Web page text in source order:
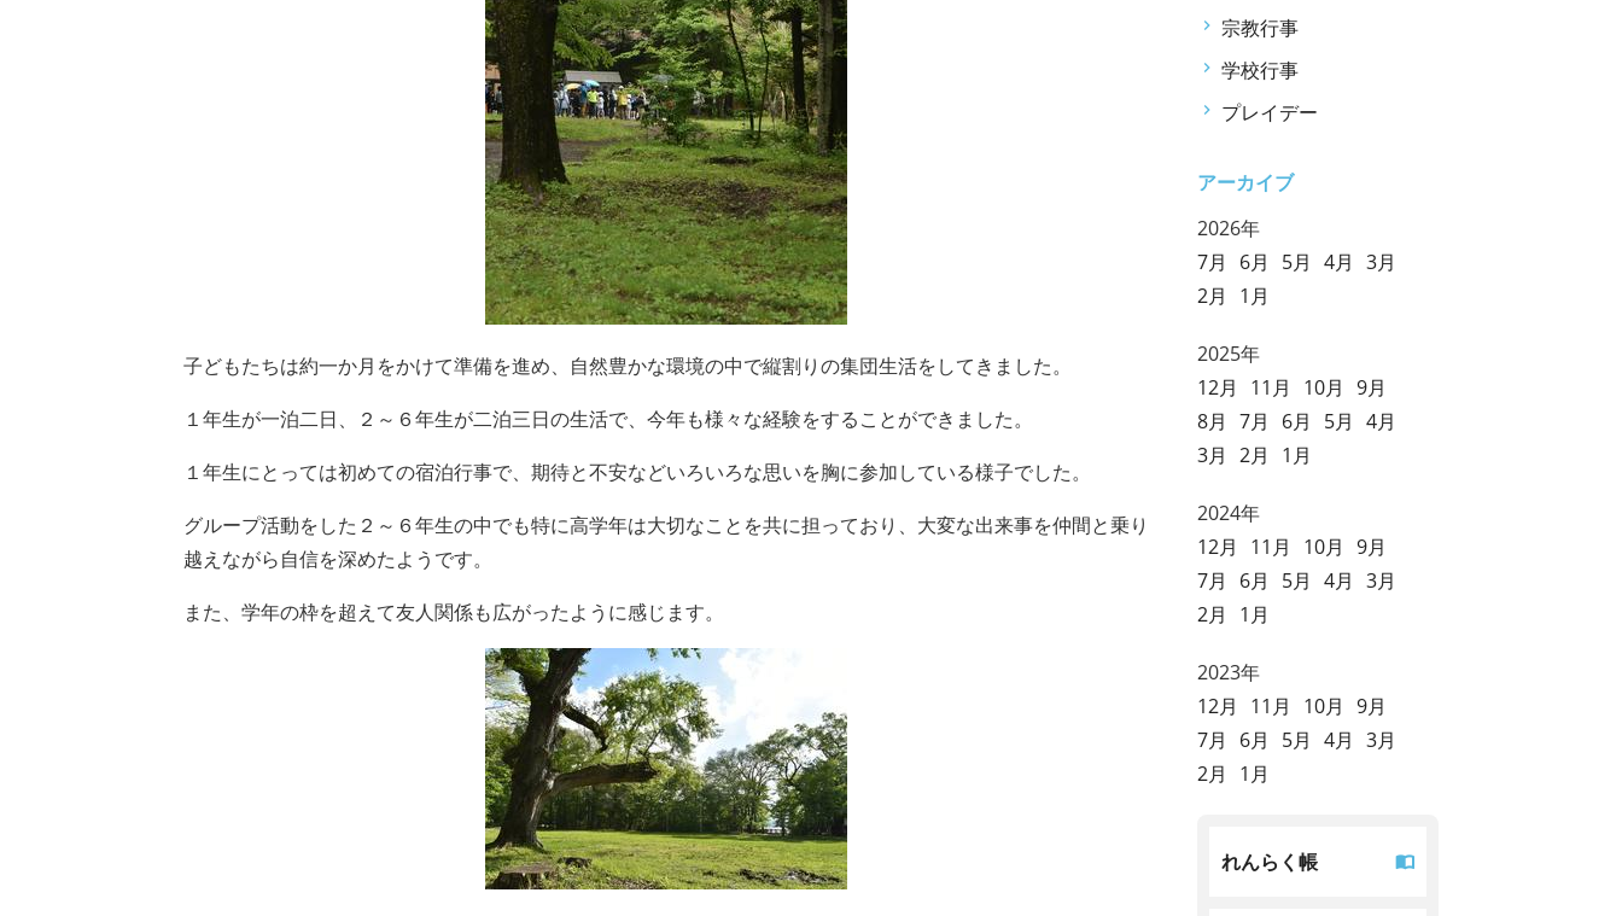
子どもたちは約一か月をかけて準備を進め、自然豊かな環境の中で縦割りの集団生活をしてきました。
１年生が一泊二日、２～６年生が二泊三日の生活で、今年も様々な経験をすることができました。
１年生にとっては初めての宿泊行事で、期待と不安などいろいろな思いを胸に参加している様子でした。
グループ活動をした２～６年生の中でも特に高学年は大切なことを共に担っており、大変な出来事を仲間と乗り
越えながら自信を深めたようです。
また、学年の枠を超えて友人関係も広がったように感じます。
宗教行事
学校行事
プレイデー
アーカイブ
2026年
7月
6月 5月 4月 3月
2月
1月
2025年
12月
11月 10月 9月
8月 7月 6月 5月 4月
3月 2月 1月
2024年
12月
11月 10月 9月
7月
6月 5月 4月 3月
2月
1月
2023年
12月
11月 10月 9月
7月
6月 5月 4月 3月
2月
1月
れんらく帳